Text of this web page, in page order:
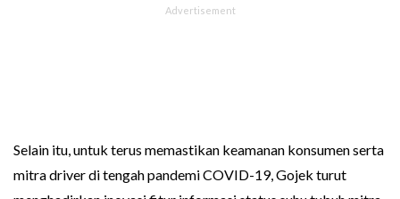
Selain itu, untuk terus memastikan keamanan konsumen serta
mitra driver di tengah pandemi COVID-19, Gojek turut